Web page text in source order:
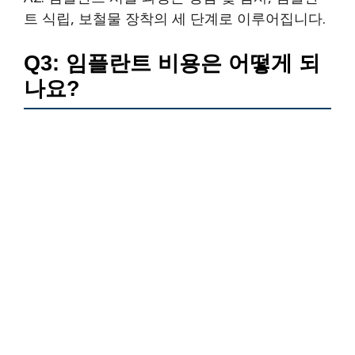
트 식립, 보철물 장착의 세 단계로 이루어집니다.
Q3: 임플란트 비용은 어떻게 되
나요?